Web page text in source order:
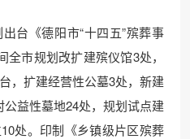
台《德阳市“十四五”殡葬事
全市规划改扩建殡仪馆3处，
，扩建经营性公墓3处，新建
益性墓地24处，规划试点建
处。印制《乡镇级片区殡葬